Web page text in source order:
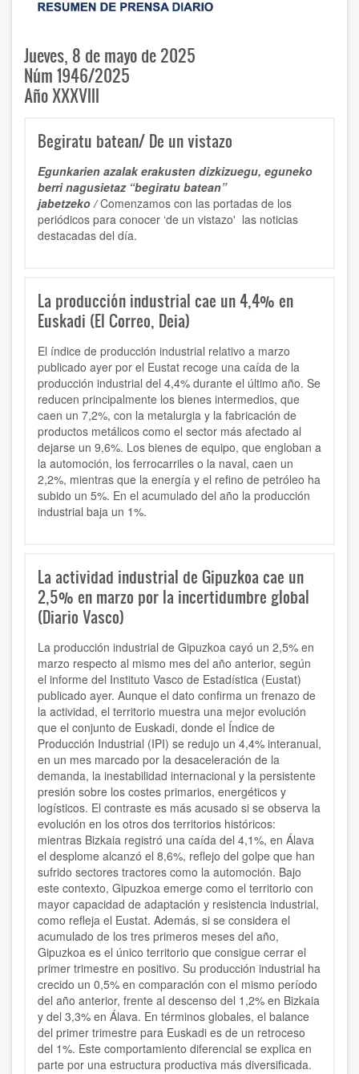
Jueves, 8 de mayo de 2025
Núm 1946/2025
Año XXXVIII
Begiratu batean/ De un vistazo
Egunkarien azalak erakusten dizkizuegu, eguneko
berri nagusietaz “begiratu batean”
jabetzeko /Comenzamos con las portadas de los
periódicos para conocer ‘de un vistazo' las noticias
destacadas del día.
La producción industrial cae un 4,4% en
Euskadi (El Correo, Deia)
El índice de producción industrial relativo a marzo
publicado ayer por el Eustat recoge una caída de la
producción industrial del 4,4% durante el último año. Se
reducen principalmente los bienes intermedios, que
caen un 7,2%, con la metalurgia y la fabricación de
productos metálicos como el sector más afectado al
dejarse un 9,6%. Los bienes de equipo, que engloban a
la automoción, los ferrocarriles o la naval, caen un
2,2%, mientras que la energía y el refino de petróleo ha
subido un 5%. En el acumulado del año la producción
industrial baja un 1%.
La actividad industrial de Gipuzkoa cae un
2,5% en marzo por la incertidumbre global
(Diario Vasco)
La producción industrial de Gipuzkoa cayó un 2,5% en
marzo respecto al mismo mes del año anterior, según
el informe del Instituto Vasco de Estadística (Eustat)
publicado ayer. Aunque el dato confirma un frenazo de
la actividad, el territorio muestra una mejor evolución
que el conjunto de Euskadi, donde el Índice de
Producción Industrial (IPI) se redujo un 4,4% interanual,
en un mes marcado por la desaceleración de la
demanda, la inestabilidad internacional y la persistente
presión sobre los costes primarios, energéticos y
logísticos. El contraste es más acusado si se observa la
evolución en los otros dos territorios históricos:
mientras Bizkaia registró una caída del 4,1%, en Álava
el desplome alcanzó el 8,6%, reflejo del golpe que han
sufrido sectores tractores como la automoción. Bajo
este contexto, Gipuzkoa emerge como el territorio con
mayor capacidad de adaptación y resistencia industrial,
como refleja el Eustat. Además, si se considera el
acumulado de los tres primeros meses del año,
Gipuzkoa es el único territorio que consigue cerrar el
primer trimestre en positivo. Su producción industrial ha
crecido un 0,5% en comparación con el mismo período
del año anterior, frente al descenso del 1,2% en Bizkaia
y del 3,3% en Álava. En términos globales, el balance
del primer trimestre para Euskadi es de un retroceso
del 1%. Este comportamiento diferencial se explica en
parte por una estructura productiva más diversificada.